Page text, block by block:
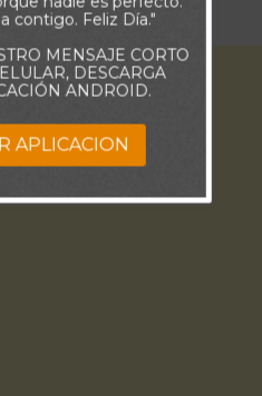
contigo. Feliz Día."
MENSAJE CORTO
DESCARGA
ANDROID.
APLICACION